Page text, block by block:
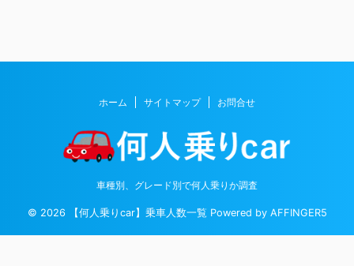
ホーム サイトマップ お問合せ
車種別、グレード別で何人乗りか調査
© 2026 【何人乗りcar】乗車人数一覧 Powered by AFFINGER5